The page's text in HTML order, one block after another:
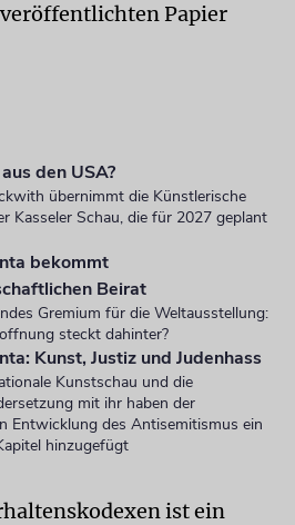
Papier
den USA?
übernimmt die Künstlerische
Kasseler Schau, die für 2027 geplant
bekommt
Beirat
Gremium für die Weltausstellung:
steckt dahinter?
Kunst, Justiz und Judenhass
Kunstschau und die
mit ihr haben der
Entwicklung des Antisemitismus ein
hinzugefügt
ist ein